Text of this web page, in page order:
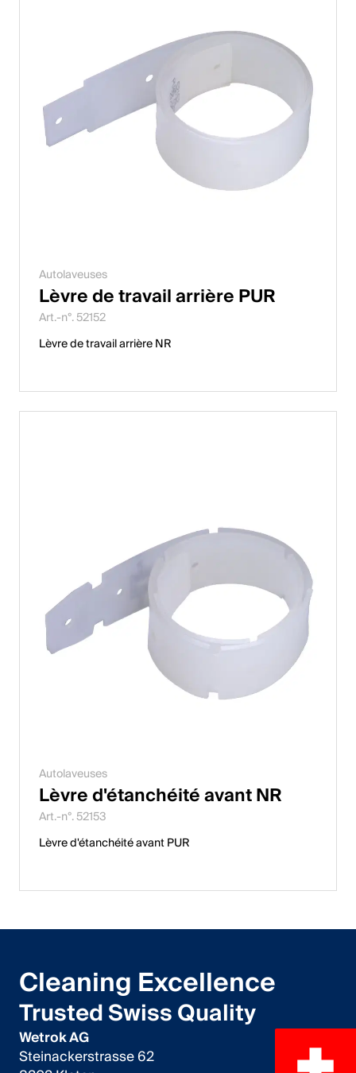
Autolaveuses
Lèvre de travail arrière PUR
Art.-n°. 52152
Lèvre de travail arrière NR
Autolaveuses
Lèvre d'étanchéité avant NR
Art.-n°. 52153
Lèvre d'étanchéité avant PUR
Cleaning Excellence
Trusted Swiss Quality
Wetrok AG
Steinackerstrasse 62